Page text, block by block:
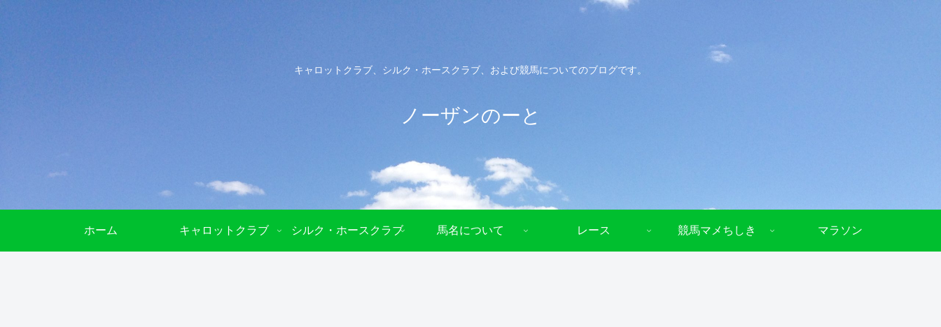
キャロットクラブ、シルク・ホースクラブ、および競馬についてのブログです。
ノーザンのーと
ホーム キャロットクラブ シルク・ホースクラブ 馬名について レース 競馬マメちしき マラソン